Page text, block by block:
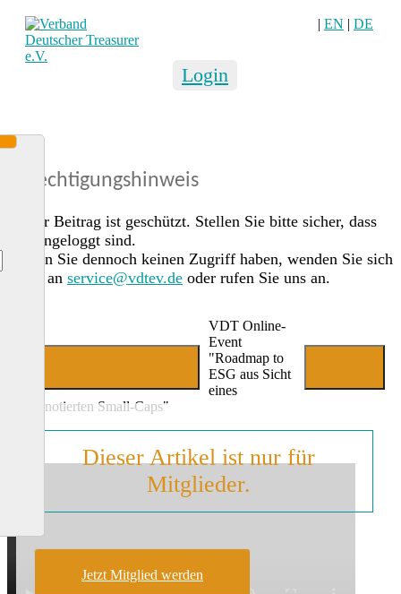
| EN | DE
Login
Berechtigungshinweis
Dieser Beitrag ist geschützt. Stellen Sie bitte sicher, dass
Sie eingeloggt sind.
Sollten Sie dennoch keinen Zugriff haben, wenden Sie sich
gerne an service@vdtev.de oder rufen Sie uns an.
VDT Online-
Event
"Roadmap to
ESG aus Sicht
eines
börsennotierten Small-Caps"
Dieser Artikel ist nur für
Mitglieder.
Jetzt Mitglied werden